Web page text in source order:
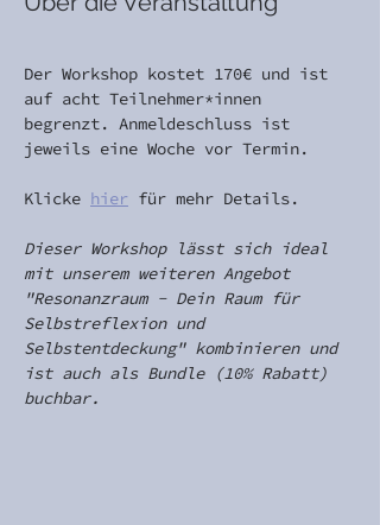
Der Workshop kostet 170€ und ist
auf acht Teilnehmer*innen
begrenzt. Anmeldeschluss ist
jeweils eine Woche vor Termin.
Klicke hier für mehr Details.
Dieser Workshop lässt sich ideal
mit unserem weiteren Angebot
"Resonanzraum - Dein Raum für
Selbstreflexion und
Selbstentdeckung" kombinieren und
ist auch als Bundle (10% Rabatt)
buchbar.